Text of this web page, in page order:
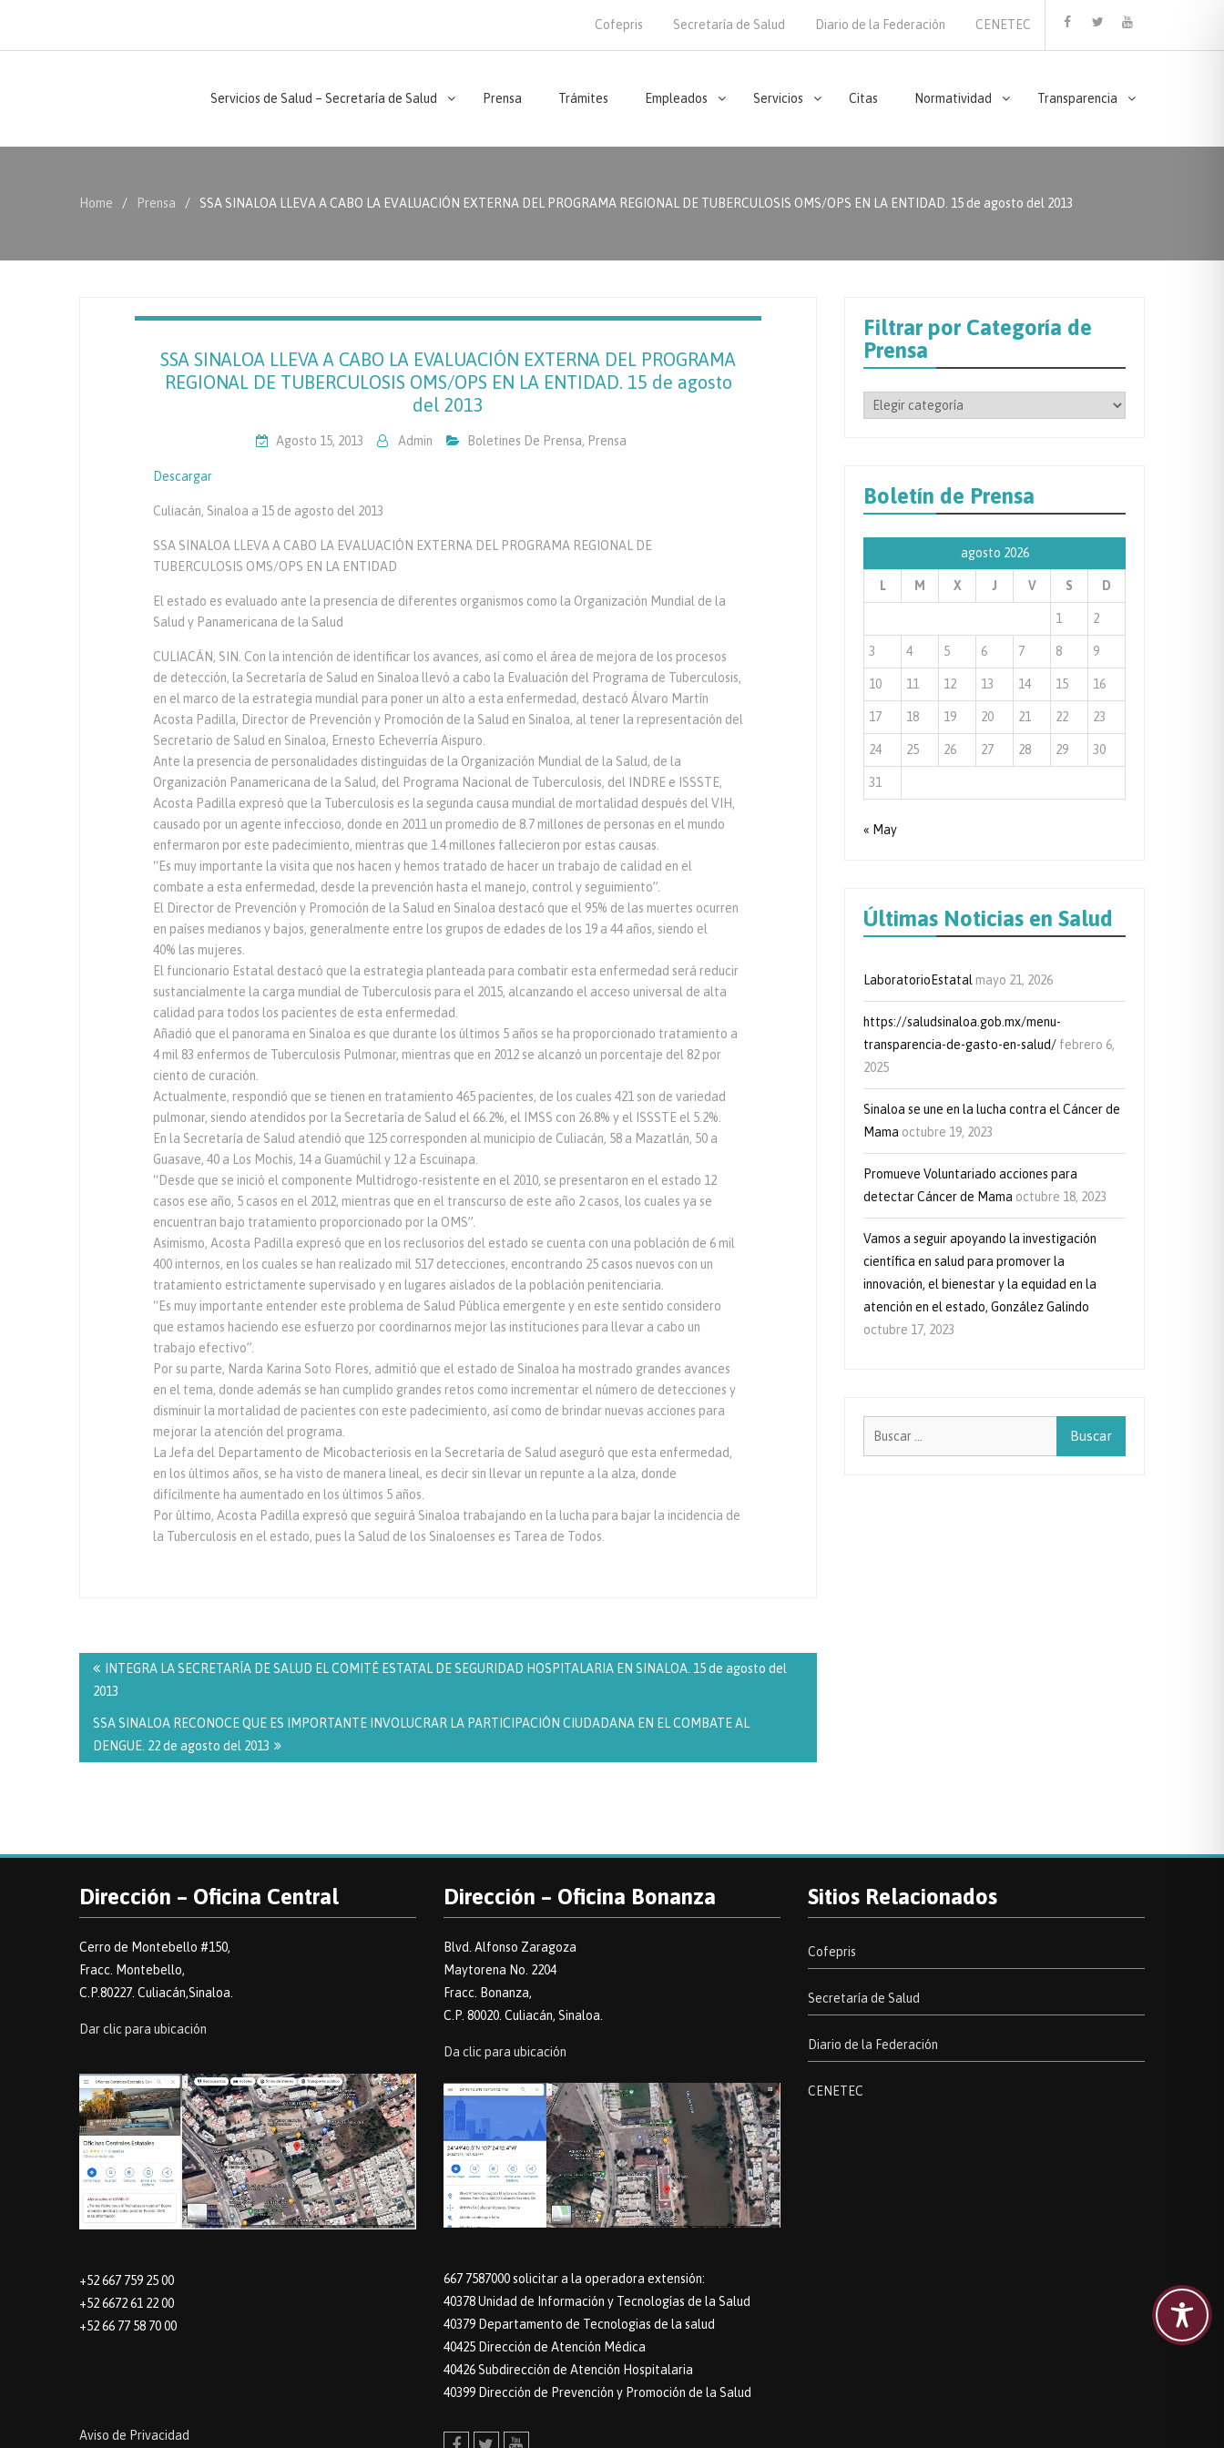
Cofepris Secretaría de Salud Diario de la Federación
CENETEC
Servicios de Salud – Secretaría de Salud Prensa Trámites Empleados Servicios Citas Normatividad Transparencia
Home Prensa SSA SINALOA LLEVA A CABO LA EVALUACIÓN EXTERNA DEL PROGRAMA REGIONAL DE TUBERCULOSIS OMS/OPS EN LA ENTIDAD. 15 de agosto del 2013
SSA SINALOA LLEVA A CABO LA EVALUACIÓN EXTERNA DEL PROGRAMA
REGIONAL DE TUBERCULOSIS OMS/OPS EN LA ENTIDAD. 15 de agosto
del 2013
Agosto 15, 2013 Admin Boletines De Prensa, Prensa
Descargar
Culiacán, Sinaloa a 15 de agosto del 2013
SSA SINALOA LLEVA A CABO LA EVALUACIÓN EXTERNA DEL PROGRAMA REGIONAL DE
TUBERCULOSIS OMS/OPS EN LA ENTIDAD
El estado es evaluado ante la presencia de diferentes organismos como la Organización Mundial de la
Salud y Panamericana de la Salud
CULIACÁN, SIN. Con la intención de identificar los avances, así como el área de mejora de los procesos
de detección, la Secretaría de Salud en Sinaloa llevó a cabo la Evaluación del Programa de Tuberculosis,
en el marco de la estrategia mundial para poner un alto a esta enfermedad, destacó Álvaro Martín
Acosta Padilla, Director de Prevención y Promoción de la Salud en Sinaloa, al tener la representación del
Secretario de Salud en Sinaloa, Ernesto Echeverría Aispuro.
Ante la presencia de personalidades distinguidas de la Organización Mundial de la Salud, de la
Organización Panamericana de la Salud, del Programa Nacional de Tuberculosis, del INDRE e ISSSTE,
Acosta Padilla expresó que la Tuberculosis es la segunda causa mundial de mortalidad después del VIH,
causado por un agente infeccioso, donde en 2011 un promedio de 8.7 millones de personas en el mundo
enfermaron por este padecimiento, mientras que 1.4 millones fallecieron por estas causas.
“Es muy importante la visita que nos hacen y hemos tratado de hacer un trabajo de calidad en el
combate a esta enfermedad, desde la prevención hasta el manejo, control y seguimiento”.
El Director de Prevención y Promoción de la Salud en Sinaloa destacó que el 95% de las muertes ocurren
en países medianos y bajos, generalmente entre los grupos de edades de los 19 a 44 años, siendo el
40% las mujeres.
El funcionario Estatal destacó que la estrategia planteada para combatir esta enfermedad será reducir
sustancialmente la carga mundial de Tuberculosis para el 2015, alcanzando el acceso universal de alta
calidad para todos los pacientes de esta enfermedad.
Añadió que el panorama en Sinaloa es que durante los últimos 5 años se ha proporcionado tratamiento a
4 mil 83 enfermos de Tuberculosis Pulmonar, mientras que en 2012 se alcanzó un porcentaje del 82 por
ciento de curación.
Actualmente, respondió que se tienen en tratamiento 465 pacientes, de los cuales 421 son de variedad
pulmonar, siendo atendidos por la Secretaría de Salud el 66.2%, el IMSS con 26.8% y el ISSSTE el 5.2%.
En la Secretaría de Salud atendió que 125 corresponden al municipio de Culiacán, 58 a Mazatlán, 50 a
Guasave, 40 a Los Mochis, 14 a Guamúchil y 12 a Escuinapa.
“Desde que se inició el componente Multidrogo-resistente en el 2010, se presentaron en el estado 12
casos ese año, 5 casos en el 2012, mientras que en el transcurso de este año 2 casos, los cuales ya se
encuentran bajo tratamiento proporcionado por la OMS”.
Asimismo, Acosta Padilla expresó que en los reclusorios del estado se cuenta con una población de 6 mil
400 internos, en los cuales se han realizado mil 517 detecciones, encontrando 25 casos nuevos con un
tratamiento estrictamente supervisado y en lugares aislados de la población penitenciaria.
“Es muy importante entender este problema de Salud Pública emergente y en este sentido considero
que estamos haciendo ese esfuerzo por coordinarnos mejor las instituciones para llevar a cabo un
trabajo efectivo”.
Por su parte, Narda Karina Soto Flores, admitió que el estado de Sinaloa ha mostrado grandes avances
en el tema, donde además se han cumplido grandes retos como incrementar el número de detecciones y
disminuir la mortalidad de pacientes con este padecimiento, así como de brindar nuevas acciones para
mejorar la atención del programa.
La Jefa del Departamento de Micobacteriosis en la Secretaría de Salud aseguró que esta enfermedad,
en los últimos años, se ha visto de manera lineal, es decir sin llevar un repunte a la alza, donde
difícilmente ha aumentado en los últimos 5 años.
Por último, Acosta Padilla expresó que seguirá Sinaloa trabajando en la lucha para bajar la incidencia de
la Tuberculosis en el estado, pues la Salud de los Sinaloenses es Tarea de Todos.
de
entradas
INTEGRA LA SECRETARÍA DE SALUD EL COMITÉ ESTATAL DE SEGURIDAD HOSPITALARIA EN SINALOA. 15 de agosto del
2013
SSA SINALOA RECONOCE QUE ES IMPORTANTE INVOLUCRAR LA PARTICIPACIÓN CIUDADANA EN EL COMBATE AL
DENGUE. 22 de agosto del 2013
Filtrar por Categoría de
Prensa
Filtrar
Prensa
Boletín de Prensa
agosto 2026
L M X J V S D
1 2
3 4 5 6 7 8 9
10 11 12 13 14 15 16
17 18 19 20 21 22 23
24 25 26 27 28 29 30
31
« May
Últimas Noticias en Salud
LaboratorioEstatal mayo 21, 2026
https://saludsinaloa.gob.mx/menu-
transparencia-de-gasto-en-salud/ febrero 6,
2025
Sinaloa se une en la lucha contra el Cáncer de
Mama octubre 19, 2023
Promueve Voluntariado acciones para
detectar Cáncer de Mama octubre 18, 2023
Vamos a seguir apoyando la investigación
científica en salud para promover la
innovación, el bienestar y la equidad en la
atención en el estado, González Galindo
octubre 17, 2023
Dirección – Oficina Central
Cerro de Montebello #150,
Fracc. Montebello,
C.P.80227. Culiacán,Sinaloa.
Dar clic para ubicación
+52 667 759 25 00
+52 6672 61 22 00
+52 66 77 58 70 00
Aviso de Privacidad
Dirección – Oficina Bonanza
Blvd. Alfonso Zaragoza
Maytorena No. 2204
Fracc. Bonanza,
C.P. 80020. Culiacán, Sinaloa.
Da clic para ubicación
667 7587000 solicitar a la operadora extensión:
40378 Unidad de Información y Tecnologías de la Salud
40379 Departamento de Tecnologias de la salud
40425 Dirección de Atención Médica
40426 Subdirección de Atención Hospitalaria
40399 Dirección de Prevención y Promoción de la Salud
Sitios Relacionados
Cofepris
Secretaría de Salud
Diario de la Federación
CENETEC